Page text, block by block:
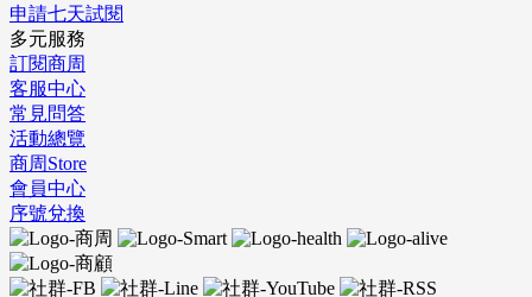
申請七天試閱
多元服務
訂閱商周
客服中心
常見問答
活動總覽
商周Store
會員中心
序號兌換